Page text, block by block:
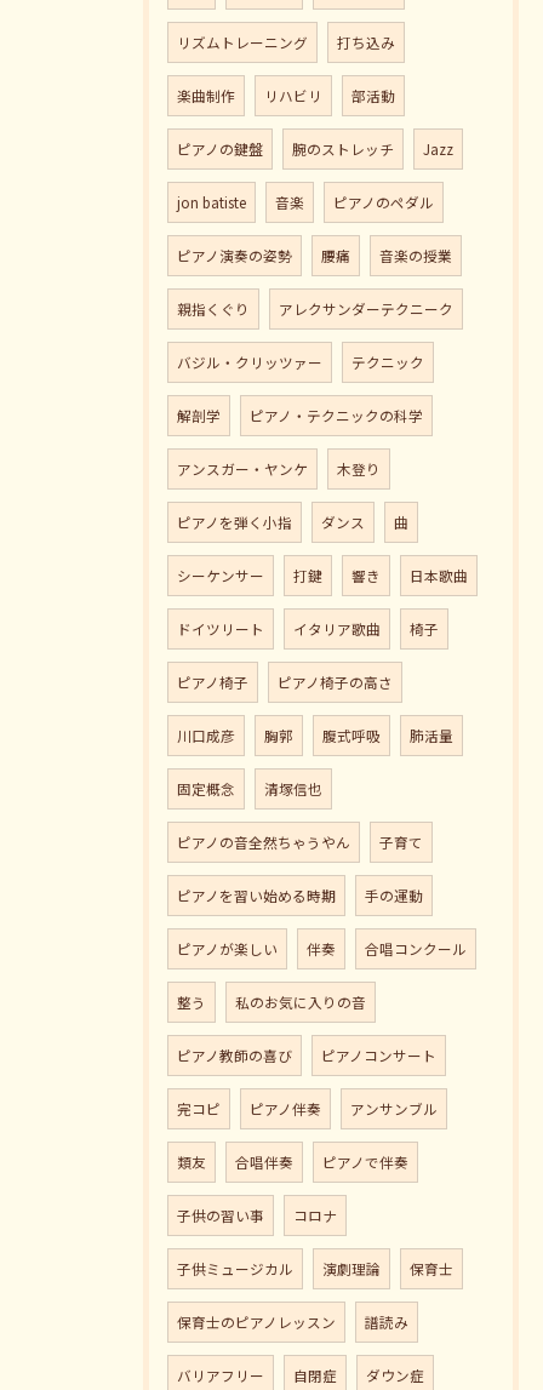
リズムトレーニング 打ち込み
楽曲制作 リハビリ 部活動
ピアノの鍵盤 腕のストレッチ Jazz
jon batiste 音楽 ピアノのペダル
ピアノ演奏の姿勢 腰痛 音楽の授業
親指くぐり アレクサンダーテクニーク
バジル・クリッツァー テクニック
解剖学 ピアノ・テクニックの科学
アンスガー・ヤンケ 木登り
ピアノを弾く小指 ダンス 曲
シーケンサー 打鍵 響き 日本歌曲
ドイツリート イタリア歌曲 椅子
ピアノ椅子 ピアノ椅子の高さ
川口成彦 胸郭 腹式呼吸 肺活量
固定概念 清塚信也
ピアノの音全然ちゃうやん 子育て
ピアノを習い始める時期 手の運動
ピアノが楽しい 伴奏 合唱コンクール
整う 私のお気に入りの音
ピアノ教師の喜び ピアノコンサート
完コピ ピアノ伴奏 アンサンブル
類友 合唱伴奏 ピアノで伴奏
子供の習い事 コロナ
子供ミュージカル 演劇理論 保育士
保育士のピアノレッスン 譜読み
バリアフリー 自閉症 ダウン症